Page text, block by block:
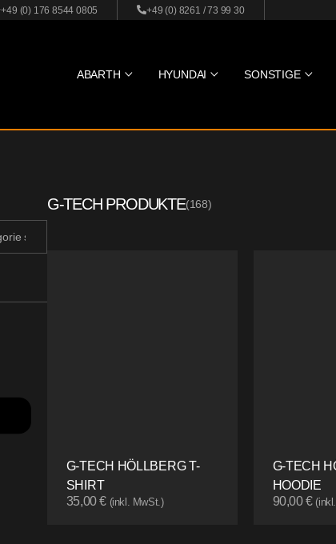
+49 (0) 176 8544 0805 +49 (0) 8261 / 73 99 30
ABARTH HYUNDAI SONSTIGE
G-TECH PRODUKTE(168)
G-TECH HÖLLBERG T-
SHIRT
35,00€ (inkl. MwSt.)
G-TECH
HOODIE
90,00€